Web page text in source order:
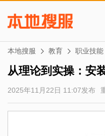
本地搜服 教育 职业技能
从理论到实操：安
2025年11月22日 11:07发布